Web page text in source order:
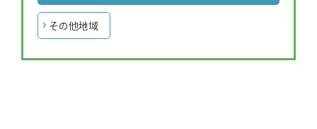
その他地域